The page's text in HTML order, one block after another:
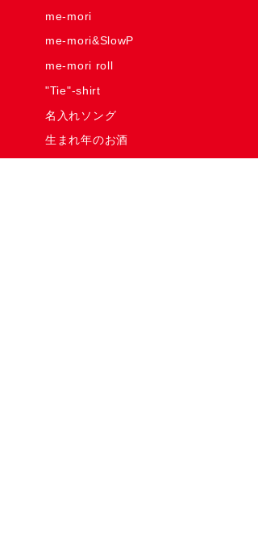
me-mori
me-mori&SlowP
me-mori roll
"Tie"-shirt
名入れソング
生まれ年のお酒